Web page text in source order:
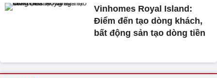
Vinhomes Royal Island:
Điểm đến tạo dòng khách,
bất động sản tạo dòng tiền